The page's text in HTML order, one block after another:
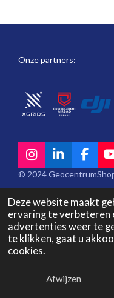
Deze website maakt
ervaring te verbeteren
advertenties weer te
te klikken, gaat u
cookies.
Afwijzen
Onze partners:
I
n
a
g
r
a
m
L
i
k
e
d
I
n
F
a
b
o
o
k
T
© 2024
E-mailadres